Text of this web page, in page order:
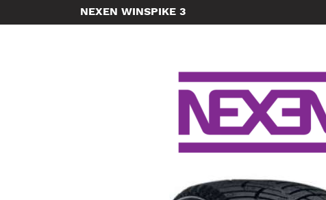
NEXEN WINSPIKE 3